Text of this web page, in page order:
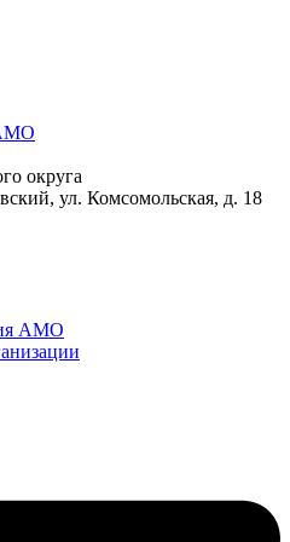
округа
ул. Комсомольская, д. 18
АМО